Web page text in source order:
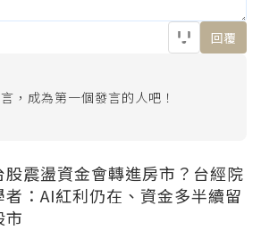
回覆
，成為第一個發言的人吧！
股震盪資金會轉進房市？台經院
者：AI紅利仍在、資金多半續留
市